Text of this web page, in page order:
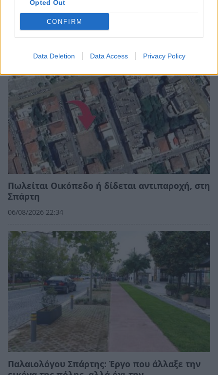
Opted Out
CONFIRM
Data Deletion Data Access Privacy Policy
Σχετικά Άρθρα
Πωλείται Οικόπεδο ή δίδεται αντιπαροχή, στη
Σπάρτη
06/08/2026 22:34
Παλαιολόγου Σπάρτης: Έργο που άλλαξε την